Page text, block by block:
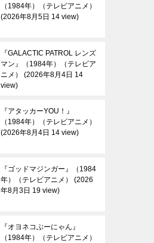
（1984年）（テレビアニメ）
2026年8月5日 14 view
『GALACTIC PATROL レンズ
マン』（1984年）（テレビア
ニメ）
2026年8月4日 14
view
『アタッカーYOU！』
（1984年）（テレビアニメ）
2026年8月4日 14 view
『ゴッドマジンガー』（1984
年）（テレビアニメ）
2026
年8月3日 19 view
『オヨネコぶーにゃん』
（1984年）（テレビアニメ）